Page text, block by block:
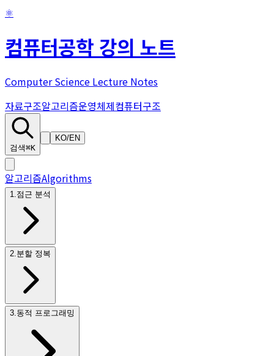
⚛
컴퓨터공학 강의 노트
Computer Science Lecture Notes
자료구조알고리즘운영체제컴퓨터구조
검색⌘K
KO/EN
알고리즘Algorithms
1 점근 분석
2 분할 정복
3 동적 프로그래밍